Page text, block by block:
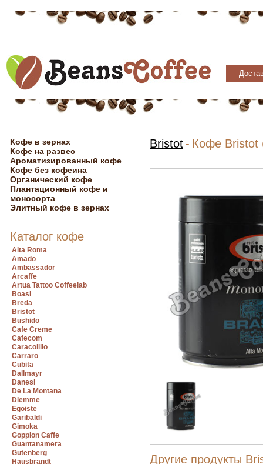
Кофе в зернах
Кофе на развес
Ароматизированный кофе
Кофе без кофеина
Органический кофе
Плантационный кофе и
моносорта
Элитный кофе в зернах
Каталог кофе
Alta Roma
Amado
Ambassador
Arcaffe
Artua Tattoo Coffeelab
Boasi
Breda
Bristot
Bushido
Cafe Creme
Cafecom
Caracolillo
Carraro
Cubita
Dallmayr
Danesi
De La Montana
Diemme
Egoiste
Garibaldi
Gimoka
Goppion Caffe
Guantanamera
Gutenberg
Hausbrandt
Bristot - Кофе Bristot
Другие продукты